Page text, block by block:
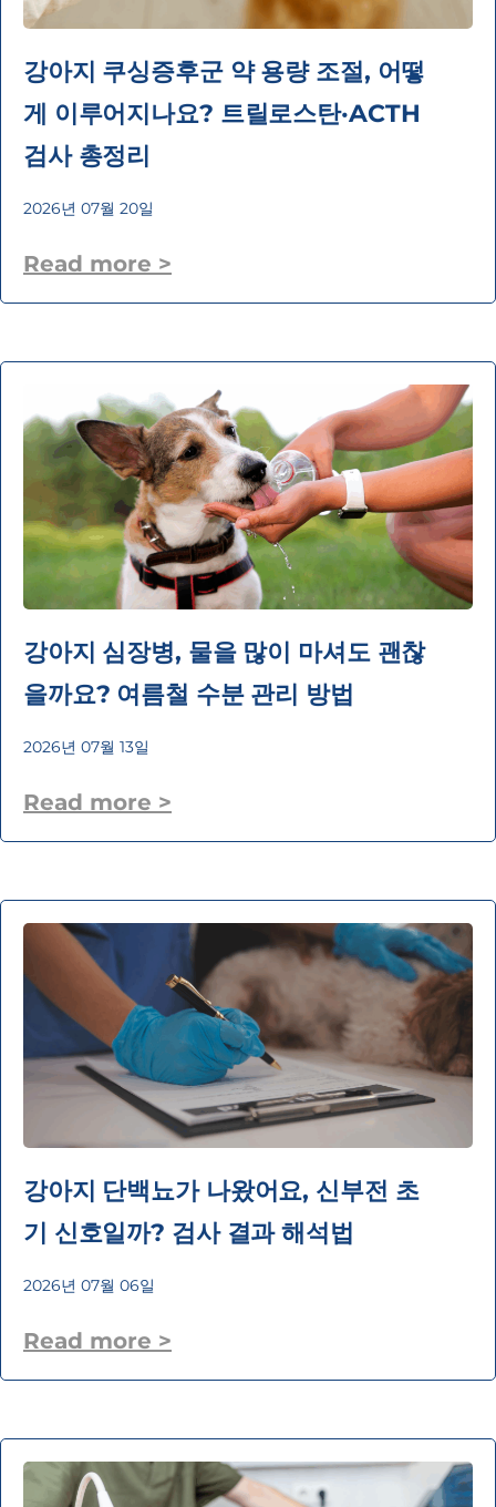
강아지 쿠싱증후군 약 용량 조절, 어떻
게 이루어지나요? 트릴로스탄·ACTH
검사 총정리
2026년 07월 20일
Read more >
강아지 심장병, 물을 많이 마셔도 괜찮
을까요? 여름철 수분 관리 방법
2026년 07월 13일
Read more >
강아지 단백뇨가 나왔어요, 신부전 초
기 신호일까? 검사 결과 해석법
2026년 07월 06일
Read more >